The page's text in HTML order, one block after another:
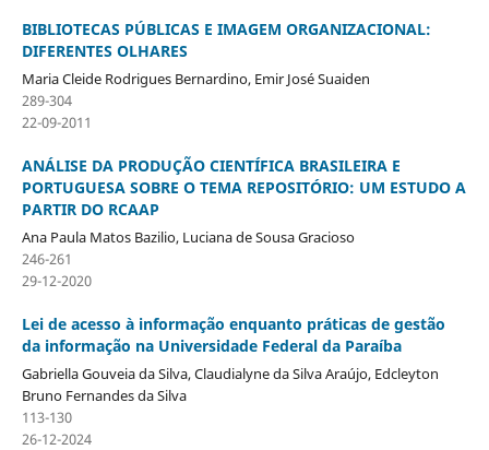
BIBLIOTECAS PÚBLICAS E IMAGEM ORGANIZACIONAL:
DIFERENTES OLHARES
Maria Cleide Rodrigues Bernardino, Emir José Suaiden
289-304
22-09-2011
ANÁLISE DA PRODUÇÃO CIENTÍFICA BRASILEIRA E
PORTUGUESA SOBRE O TEMA REPOSITÓRIO: UM ESTUDO A
PARTIR DO RCAAP
Ana Paula Matos Bazilio, Luciana de Sousa Gracioso
246-261
29-12-2020
Lei de acesso à informação enquanto práticas de gestão
da informação na Universidade Federal da Paraíba
Gabriella Gouveia da Silva, Claudialyne da Silva Araújo, Edcleyton
Bruno Fernandes da Silva
113-130
26-12-2024